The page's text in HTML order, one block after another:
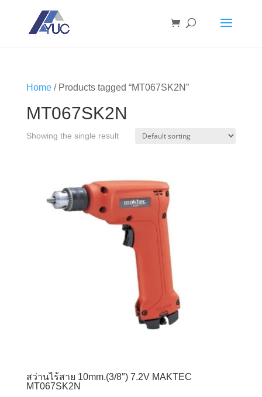
Home/ Products tagged “MT067SK2N”
MT067SK2N
Showing the single result
สว่านไร้สาย 10mm.(3/8″) 7.2V MAKTEC
MT067SK2N